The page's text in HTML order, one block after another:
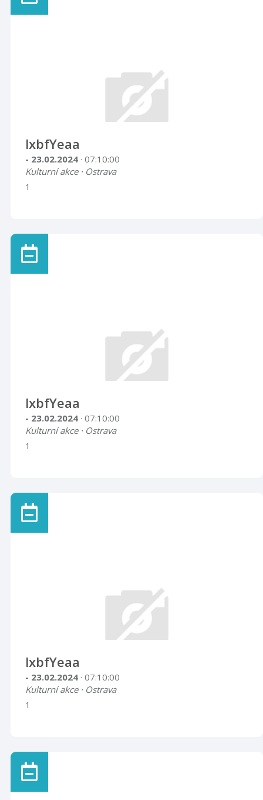
lxbfYeaa
- 23.02.2024 · 07:10:00
Kulturní akce · Ostrava
1
lxbfYeaa
- 23.02.2024 · 07:10:00
Kulturní akce · Ostrava
1
lxbfYeaa
- 23.02.2024 · 07:10:00
Kulturní akce · Ostrava
1